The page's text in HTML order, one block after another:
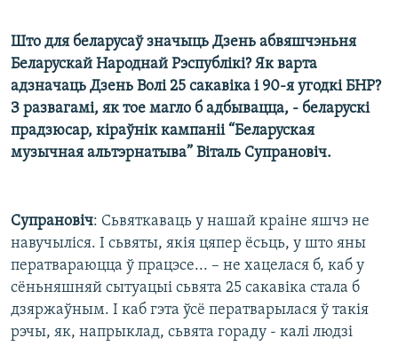
Што для беларусаў значыць Дзень абвяшчэньня
Беларускай Народнай Рэспублікі? Як варта
адзначаць Дзень Волі 25 сакавіка і 90-я угодкі БНР?
З развагамі, як тое магло б адбывацца, - беларускі
прадзюсар, кіраўнік кампаніі “Беларуская
музычная альтэрнатыва” Віталь Супрановіч.
Супрановіч: Сьвяткаваць у нашай краіне яшчэ не
навучыліся. І сьвяты, якія цяпер ёсьць, у што яны
ператвараюцца ў працэсе... – не хацелася б, каб у
сёньняшняй сытуацыі сьвята 25 сакавіка стала б
дзяржаўным. І каб гэта ўсё ператварылася ў такія
рэчы, як, напрыклад, сьвята гораду - калі людзі